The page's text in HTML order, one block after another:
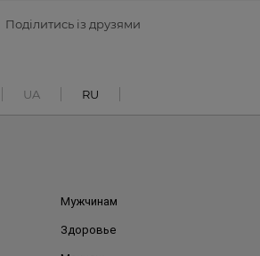
Поділитись із друзями
UA RU
Мужчинам
Здоровье